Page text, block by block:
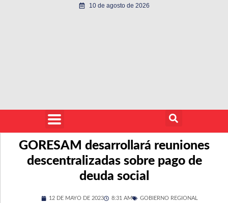
10 de agosto de 2026
GORESAM desarrollará reuniones
descentralizadas sobre pago de
deuda social
12 DE MAYO DE 2023 8:31 AM GOBIERNO REGIONAL